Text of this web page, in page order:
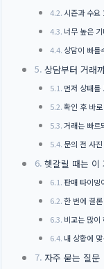
시즌과 수요
너무 높은
상담이 빠를
상담부터 거래
먼저 상태를
확인 후 바
거래는 빠르
문의 전 사
헷갈릴 때는 이
판매 타이밍
한 번에 결
비교는 많이
내 상황에
자주 묻는 질문